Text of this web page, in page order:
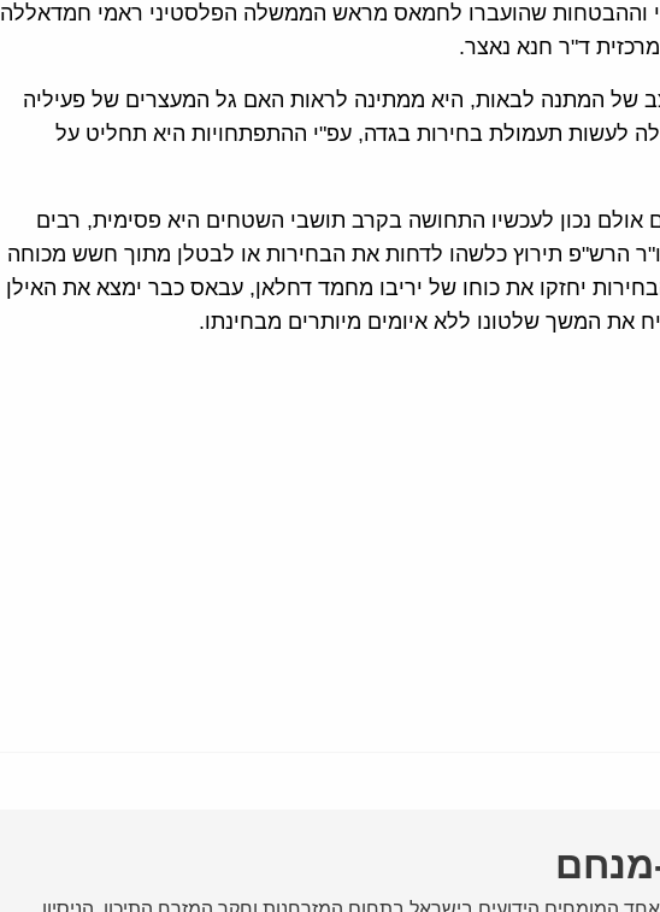
וההבטחות שהועברו לחמאס מראש הממשלה הפלסטיני ראמי חמדאללה
ד"ר חנא נאצר.
של המתנה לבאות, היא ממתינה לראות האם גל המעצרים של פעיליה
לעשות תעמולת בחירות בגדה, עפ"י ההתפתחויות היא תחליט על
אולם נכון לעכשיו התחושה בקרב תושבי השטחים היא פסימית, רבים
הרש"פ תירוץ כלשהו לדחות את הבחירות או לבטלן מתוך חשש מכוחה
יחזקו את כוחו של יריבו מחמד דחלאן, עבאס כבר ימצא את האילן
את המשך שלטונו ללא איומים מיותרים מבחינתו.
מנחם